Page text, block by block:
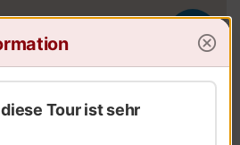
i
s
o
r
T
g
Wissembourg Wissembourg – Obersteinbach
Tour ist sehr